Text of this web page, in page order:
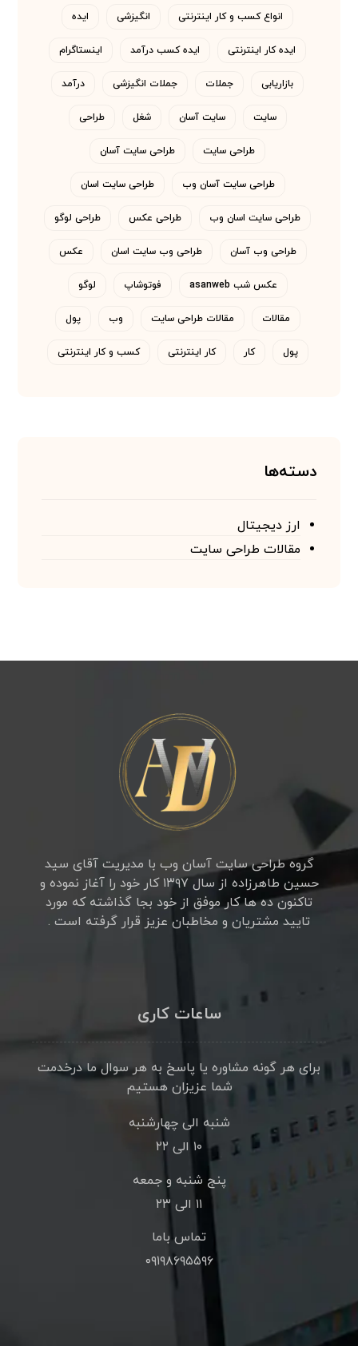
انواع کسب و کار اینترنتی انگیزشی ایده
ایده کار اینترنتی ایده کسب درآمد اینستاگرام
بازاریابی جملات جملات انگیزشی درآمد
سایت سایت آسان شغل طراحی
طراحی سایت طراحی سایت آسان
طراحی سایت آسان وب طراحی سایت اسان
طراحی سایت اسان وب طراحی عکس طراحی لوگو
طراحی وب آسان طراحی وب سایت اسان عکس
عکس شب asanweb فوتوشاپ لوگو
مقالات مقالات طراحی سایت وب پول
پول کار کار اینترنتی کسب و کار اینترنتی
دسته‌ها
ارز دیجیتال
مقالات طراحی سایت
گروه طراحی سایت آسان وب با مدیریت آقای سید
حسین طاهرزاده از سال ۱۳۹۷ کار خود را آغاز نموده و
تاکنون ده ها کار موفق از خود بجا گذاشته که مورد
تایید مشتریان و مخاطبان عزیز قرار گرفته است .
ساعات کاری
برای هر گونه مشاوره یا پاسخ به هر سوال ما درخدمت
شما عزیزان هستیم
شنبه الی چهارشنبه
۱۰ الی ۲۲
پنج شنبه و جمعه
۱۱ الی ۲۳
تماس باما
۰۹۱۹۸۶۹۵۵۹۶